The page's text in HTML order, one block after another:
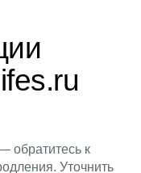
обратитесь к
Уточнить